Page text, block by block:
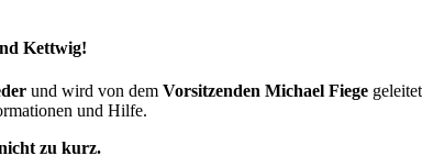
Kettwig!
und wird von dem Vorsitzenden Michael Fiege
und Hilfe.
zu kurz.